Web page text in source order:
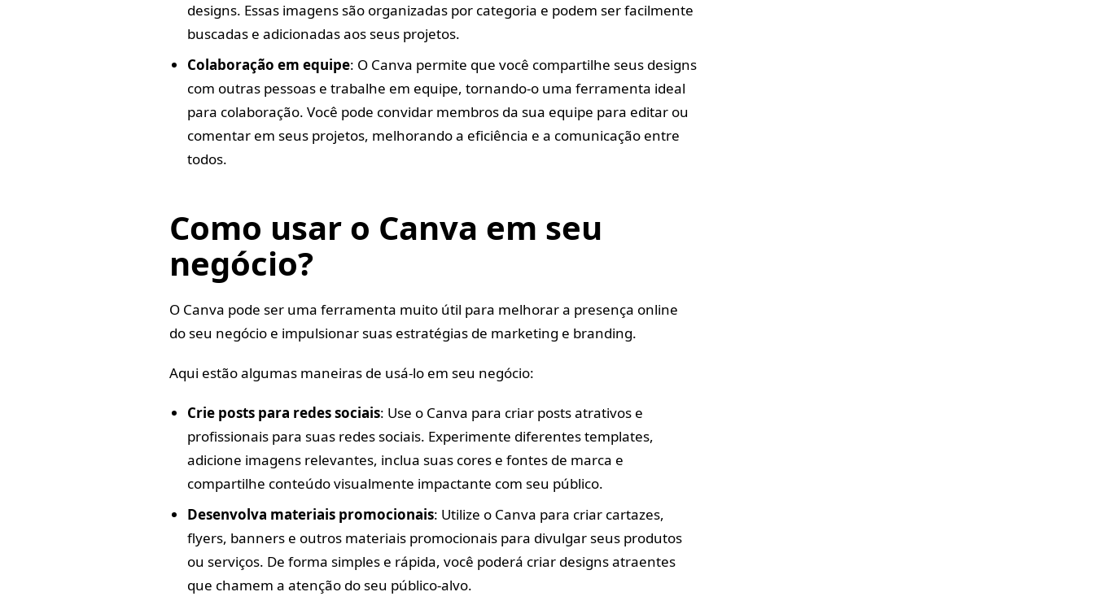
designs. Essas imagens são organizadas por categoria e podem ser facilmente
buscadas e adicionadas aos seus projetos.
Colaboração em equipe: O Canva permite que você compartilhe seus designs
com outras pessoas e trabalhe em equipe, tornando-o uma ferramenta ideal
para colaboração. Você pode convidar membros da sua equipe para editar ou
comentar em seus projetos, melhorando a eficiência e a comunicação entre
todos.
Como usar o Canva em seu
negócio?
O Canva pode ser uma ferramenta muito útil para melhorar a presença online
do seu negócio e impulsionar suas estratégias de marketing e branding.
Aqui estão algumas maneiras de usá-lo em seu negócio:
Crie posts para redes sociais: Use o Canva para criar posts atrativos e
profissionais para suas redes sociais. Experimente diferentes templates,
adicione imagens relevantes, inclua suas cores e fontes de marca e
compartilhe conteúdo visualmente impactante com seu público.
Desenvolva materiais promocionais: Utilize o Canva para criar cartazes,
flyers, banners e outros materiais promocionais para divulgar seus produtos
ou serviços. De forma simples e rápida, você poderá criar designs atraentes
que chamem a atenção do seu público-alvo.